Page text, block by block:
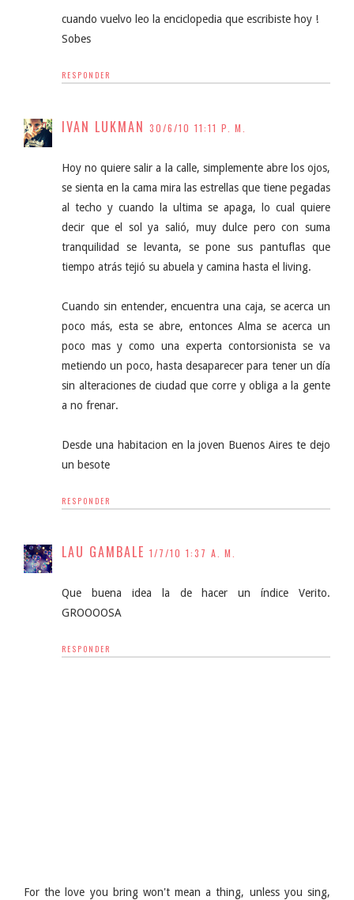
cuando vuelvo leo la enciclopedia que escribiste hoy !
Sobes
RESPONDER
IVAN LUKMAN 30/6/10 11:11 P. M.
Hoy no quiere salir a la calle, simplemente abre los ojos,
se sienta en la cama mira las estrellas que tiene pegadas
al techo y cuando la ultima se apaga, lo cual quiere
decir que el sol ya salió, muy dulce pero con suma
tranquilidad se levanta, se pone sus pantuflas que
tiempo atrás tejió su abuela y camina hasta el living.
Cuando sin entender, encuentra una caja, se acerca un
poco más, esta se abre, entonces Alma se acerca un
poco mas y como una experta contorsionista se va
metiendo un poco, hasta desaparecer para tener un día
sin alteraciones de ciudad que corre y obliga a la gente
a no frenar.
Desde una habitacion en la joven Buenos Aires te dejo
un besote
RESPONDER
LAU GAMBALE 1/7/10 1:37 A. M.
Que buena idea la de hacer un índice Verito.
GROOOOSA
RESPONDER
For the love you bring won't mean a thing, unless you sing,